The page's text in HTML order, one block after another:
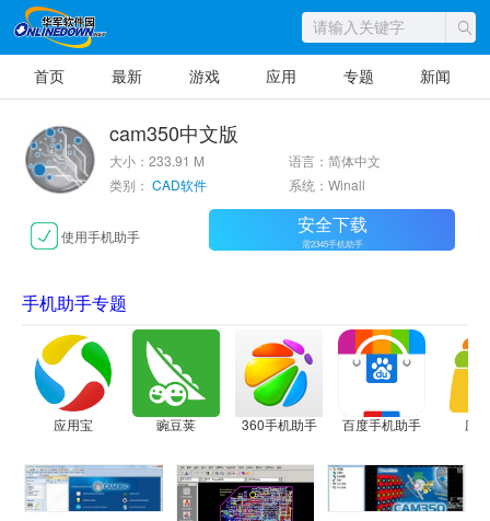
首页 最新 游戏 应用 专题 新闻
cam350中文版
大小：233.91 M
语言：简体中文
类别： CAD软件 系统：Winall
使用手机助手 安全下载
需2345手机助手
手机助手专题
应用宝 豌豆荚 360手机助手 百度手机助手 应